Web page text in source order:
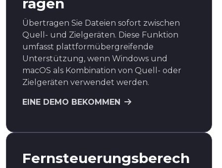
ragen
Übertragen Sie Dateien sofort zwischen
Quell- und Zielgeräten. Diese Funktion
umfasst plattformübergreifende
Unterstützung, wenn Windows und
macOS als Kombination von Quell- oder
Zielgeräten verwendet werden.
EINE DEMO BEKOMMEN
Fernsteuerungsberech